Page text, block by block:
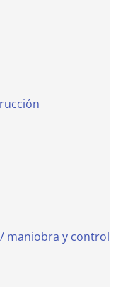
maniobra y control